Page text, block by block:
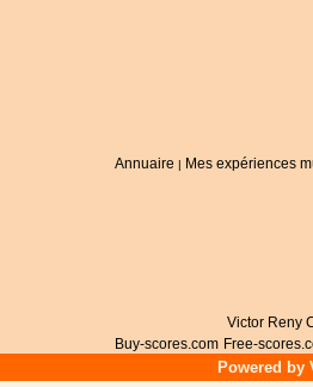
Annuaire | Mes expériences
Victor Reny
Buy-scores.com Free-
Powered by